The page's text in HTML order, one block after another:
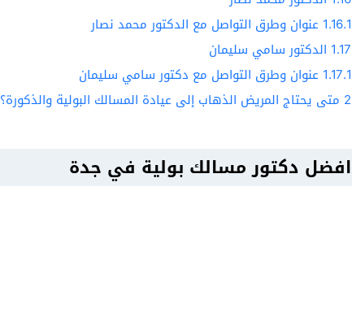
1.16.1 عنوان وطرق التواصل مع الدكتور محمد نصار
1.17 الدكتور سامي سليمان
1.17.1 عنوان وطرق التواصل مع دكتور سامي سليمان
2 متى يحتاج المريض الذهاب إلى عيادة المسالك البولية والذكورة؟
افضل دكتور مسالك بولية في جدة